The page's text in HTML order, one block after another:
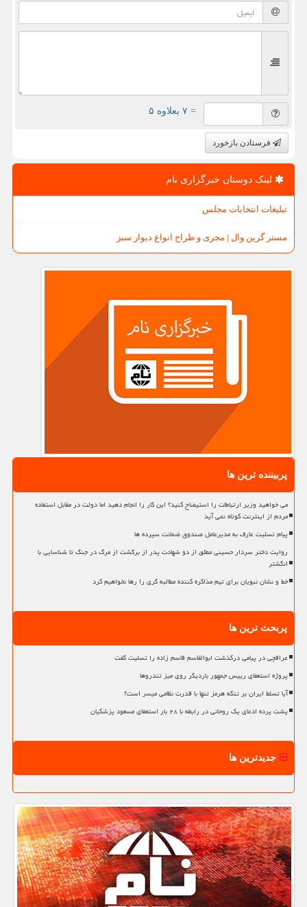
= ۷ بعلاوه ۵
فرستادن بازخورد
لینک دوستان خبرگزاری نام
تبلیغات انتخابات مجلس
مستر گرین وال | مجری و طراح انواع دیوار سبز
پربیننده ترین ها
می خواهید وزیر ارتباطات را استیضاح کنید؟ این کار را انجام دهید اما دولت در مقابل استفاده
مردم از اینترنت کوتاه نمی آید
پیام تسلیت عارف به مدیرعامل صندوق ضمانت سپرده ها
روایت دختر سردار حسینی مطلق از دو شهادت پدر از برگشت از مرگ در جنگ تا شناسایی با
انگشتر
خط و نشان نبویان برای تیم مذاکره کننده مطالبه گری را رها نخواهیم کرد
پربحث ترین ها
عراقچی در پیامی درگذشت ابوالقاسم قاسم زاده را تسلیت گفت
پروژه استعفای رییس جمهور باردیگر روی میز تندروها
آیا تسلط ایران بر تنگه هرمز تنها با قدرت نظامی میسر است؟
پشت پرده ادعای یک روحانی در رابطه با ۲۸ بار استعفای مسعود پزشکیان
جدیدترین ها